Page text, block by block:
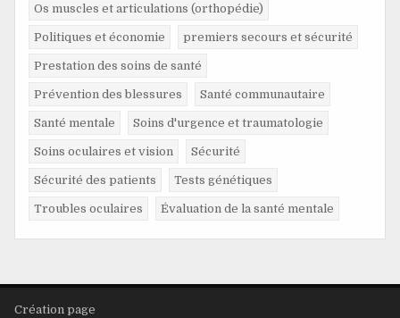
Os muscles et articulations (orthopédie)
Politiques et économie premiers secours et sécurité
Prestation des soins de santé
Prévention des blessures Santé communautaire
Santé mentale Soins d'urgence et traumatologie
Soins oculaires et vision Sécurité
Sécurité des patients Tests génétiques
Troubles oculaires Évaluation de la santé mentale
Création page